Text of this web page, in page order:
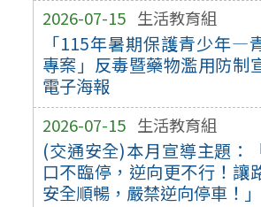
2026-07-15 生活教育組
「115年暑期保護青少年—
專案」反毒暨藥物濫用防制
電子海報
2026-07-15 生活教育組
(交通安全)本月宣導主題：
口不臨停，逆向更不行！讓
安全順暢，嚴禁逆向停車！」